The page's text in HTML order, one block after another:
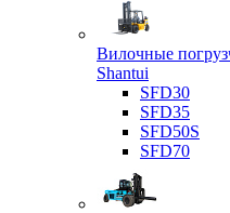
Вилочные
Shantui
SFD30
SFD35
SFD50S
SFD70